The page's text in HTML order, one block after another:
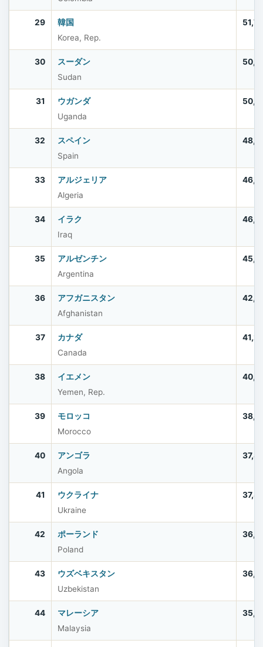
29
韓国
Korea, Rep.
30
スーダン
Sudan
31
ウガンダ
Uganda
32
スペイン
Spain
33
アルジェリア
Algeria
34
イラク
Iraq
35
アルゼンチン
Argentina
36
アフガニスタン
Afghanistan
37
カナダ
Canada
38
イエメン
Yemen, Rep.
39
モロッコ
Morocco
40
アンゴラ
Angola
41
ウクライナ
Ukraine
42
ポーランド
Poland
43
ウズベキスタン
Uzbekistan
44
マレーシア
Malaysia